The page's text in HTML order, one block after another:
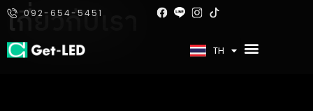
092-654-5451
TH
EN
เกี่ยวกับเรา